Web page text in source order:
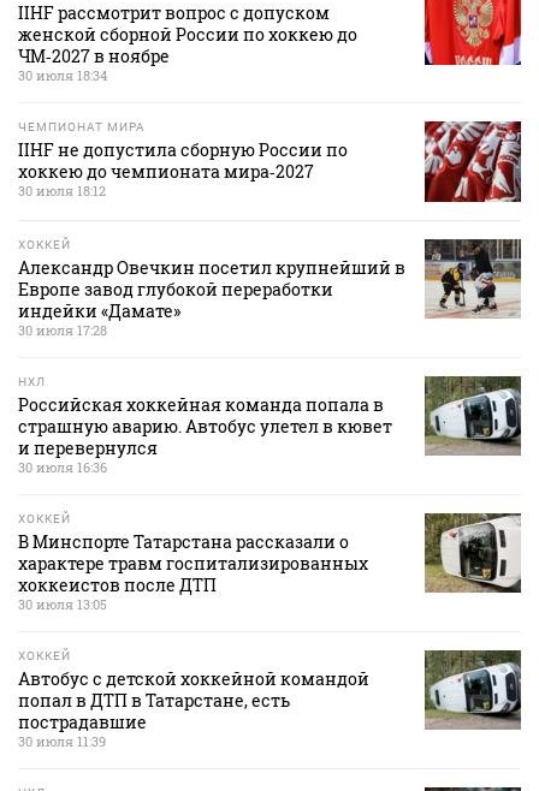
IIHF рассмотрит вопрос с допуском
женской сборной России по хоккею до
ЧМ‑2027 в ноябре
30 июля 18:34
ЧЕМПИОНАТ МИРА
IIHF не допустила сборную России по
хоккею до чемпионата мира‑2027
30 июля 18:12
ХОККЕЙ
Александр Овечкин посетил крупнейший в
Европе завод глубокой переработки
индейки «Дамате»
30 июля 17:28
НХЛ
Российская хоккейная команда попала в
страшную аварию. Автобус улетел в кювет
и перевернулся
30 июля 16:36
ХОККЕЙ
В Минспорте Татарстана рассказали о
характере травм госпитализированных
хоккеистов после ДТП
30 июля 13:05
ХОККЕЙ
Автобус с детской хоккейной командой
попал в ДТП в Татарстане, есть
пострадавшие
30 июля 11:39